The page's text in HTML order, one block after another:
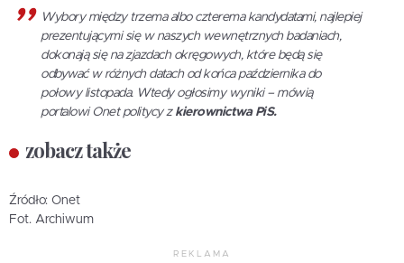
Wybory między trzema albo czterema kandydatami, najlepiej
prezentującymi się w naszych wewnętrznych badaniach,
dokonają się na zjazdach okręgowych, które będą się
odbywać w różnych datach od końca października do
połowy listopada. Wtedy ogłosimy wyniki – mówią
portalowi Onet politycy z kierownictwa PiS.
zobacz także
Źródło: Onet
Fot. Archiwum
REKLAMA